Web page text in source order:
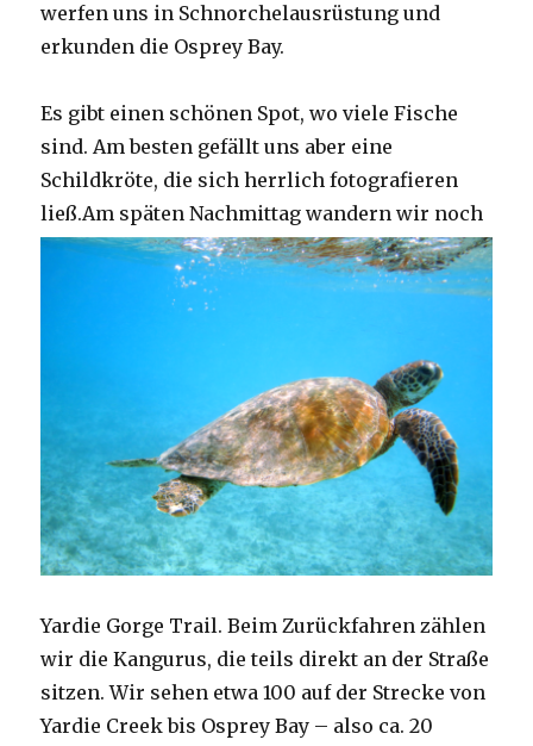
werfen uns in Schnorchelausrüstung und
erkunden die Osprey Bay.
Es gibt einen schönen Spot, wo viele Fische
sind. Am besten gefällt uns aber eine
Schildkröte, die sich herrlich fotografieren
ließ.Am späten Nachmittag wandern wir noch
Yardie Gorge Trail. Beim Zurückfahren zählen
wir die Kangurus, die teils direkt an der Straße
sitzen. Wir sehen etwa 100 auf der Strecke von
Yardie Creek bis Osprey Bay – also ca. 20